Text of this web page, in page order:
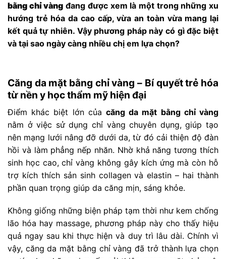
bằng chỉ vàng đang được xem là một trong những xu
hướng trẻ hóa da cao cấp, vừa an toàn vừa mang lại
kết quả tự nhiên. Vậy phương pháp này có gì đặc biệt
và tại sao ngày càng nhiều chị em lựa chọn?
Căng da mặt bằng chỉ vàng – Bí quyết trẻ hóa
từ nền y học thẩm mỹ hiện đại
Điểm khác biệt lớn của căng da mặt bằng chỉ vàng
nằm ở việc sử dụng chỉ vàng chuyên dụng, giúp tạo
nên mạng lưới nâng đỡ dưới da, từ đó cải thiện độ đàn
hồi và làm phẳng nếp nhăn. Nhờ khả năng tương thích
sinh học cao, chỉ vàng không gây kích ứng mà còn hỗ
trợ kích thích sản sinh collagen và elastin – hai thành
phần quan trọng giúp da căng mịn, sáng khỏe.
Không giống những biện pháp tạm thời như kem chống
lão hóa hay massage, phương pháp này cho thấy hiệu
quả ngay sau khi thực hiện và duy trì lâu dài. Chính vì
vậy, căng da mặt bằng chỉ vàng đã trở thành lựa chọn